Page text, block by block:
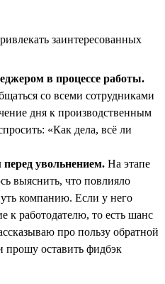
в процессе работы.
со всеми сотрудниками
дня к производственным
«Как дела, всё ли
увольнением. На этапе
выяснить, что повлияло
компанию. Если у него
к работодателю, то есть шанс
про пользу обратной
прошу оставить фидбэк